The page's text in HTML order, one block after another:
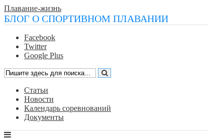
Плавание-жизнь
БЛОГ О СПОРТИВНОМ ПЛАВАНИИ
Facebook
Twitter
Google Plus
Статьи
Новости
Календарь соревнований
Документы